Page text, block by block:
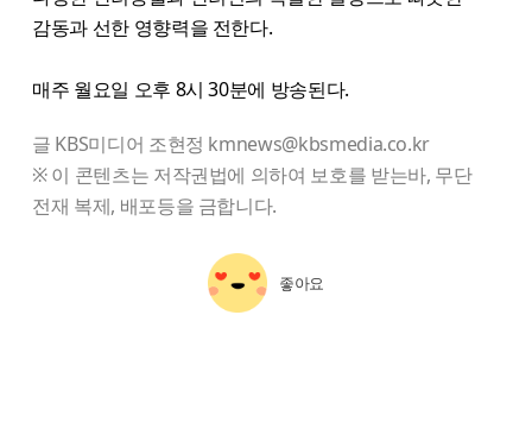
감동과 선한 영향력을 전한다.
매주 월요일 오후 8시 30분에 방송된다.
글 KBS미디어 조현정 kmnews@kbsmedia.co.kr
※ 이 콘텐츠는 저작권법에 의하여 보호를 받는바, 무단
전재 복제, 배포등을 금합니다.
좋아요